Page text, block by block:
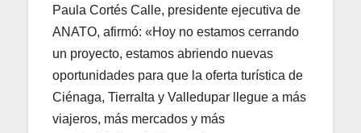
Paula Cortés Calle, presidente ejecutiva de
ANATO, afirmó: «Hoy no estamos cerrando
un proyecto, estamos abriendo nuevas
oportunidades para que la oferta turística de
Ciénaga, Tierralta y Valledupar llegue a más
viajeros, más mercados y más